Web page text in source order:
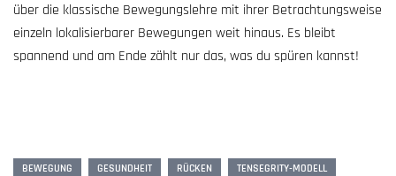
über die klassische Bewegungslehre mit ihrer Betrachtungsweise
einzeln lokalisierbarer Bewegungen weit hinaus. Es bleibt
spannend und am Ende zählt nur das, was du spüren kannst!
BEWEGUNG GESUNDHEIT RÜCKEN TENSEGRITY-MODELL